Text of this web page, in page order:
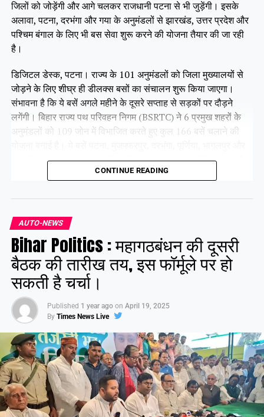
जिलों को जोड़ेंगी और आगे चलकर राजधानी पटना से भी जुड़ेंगी। इसके
अलावा, पटना, दरभंगा और गया के अनुमंडलों से झारखंड, उत्तर प्रदेश और
पश्चिम बंगाल के लिए भी बस सेवा शुरू करने की योजना तैयार की जा रही
है।
डिजिटल डेस्क, पटना। राज्य के 101 अनुमंडलों को जिला मुख्यालयों से
जोड़ने के लिए शीघ्र ही डीलक्स बसों का संचालन शुरू किया जाएगा।
संभावना है कि ये बसें अगले महीने के दूसरे सप्ताह से सड़कों पर दौड़ने
लगेंगी। बिहार राज्य पथ परिवहन निगम (BSRTC) ने 6 प्रमुख शहरों के
अनुमंडलों को 109 जोन में विभाजित करते हुए कुल 166 बसें चलाने की
गया की पंचायतों को उनके संबंधित जिला मुख्यालयों से जोड़ेंगी। इन बसों के
सभी रूट पहले ही तय किए जा चुके हैं। फिलहाल ये बसें परमिट प्रक्रिया में
Share this:
Facebook
Like this:
CONTINUE READING
AUTO-NEWS
Bihar Politics : महागठबंधन की दूसरी
बैठक की तारीख तय, इस फॉर्मूले पर हो
सकती है चर्चा।
Published 1 year ago on April 19, 2025
By Times News Live